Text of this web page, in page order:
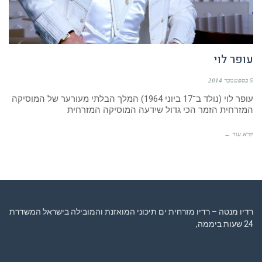
עופר לוי
5 בספטמבר 2014
עופר לוי (נולד ב־17 ביוני 1964) המלך הבלתי מעורער של המוסיקה
המזרחית הזמר הכי גדול שידעה המוסיקה המזרחית
קרא עוד ←
רדיו מנטה – רדיו מזרחית ים תיכוני המואזנת והמובילה בישראל המשדרת
24 שעות ביממה,